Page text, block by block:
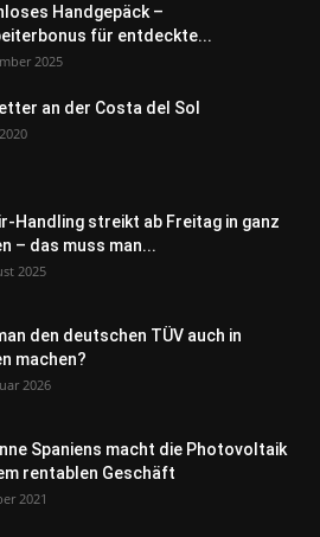
Handgepäck –
für entdeckte...
2025
an der Costa del Sol
Handling streikt ab Freitag in ganz
– das muss man...
2025
den deutschen TÜV auch in
machen?
2026
Spaniens macht die Photovoltaik
rentablen Geschäft
2021